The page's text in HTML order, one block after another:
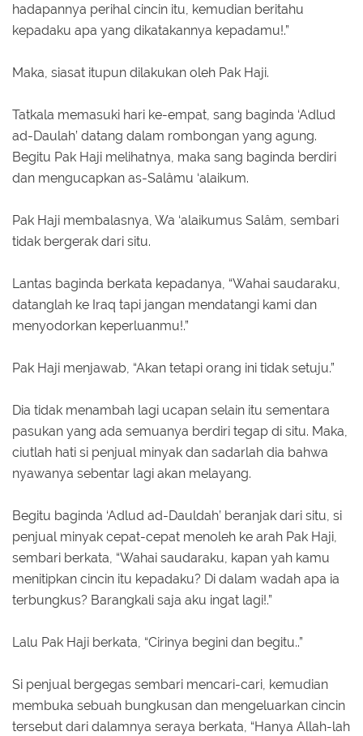
hadapannya perihal cincin itu, kemudian beritahu
kepadaku apa yang dikatakannya kepadamu!.”
Maka, siasat itupun dilakukan oleh Pak Haji.
Tatkala memasuki hari ke-empat, sang baginda ‘Adlud
ad-Daulah’ datang dalam rombongan yang agung.
Begitu Pak Haji melihatnya, maka sang baginda berdiri
dan mengucapkan as-Salâmu ‘alaikum.
Pak Haji membalasnya, Wa ‘alaikumus Salâm, sembari
tidak bergerak dari situ.
Lantas baginda berkata kepadanya, “Wahai saudaraku,
datanglah ke Iraq tapi jangan mendatangi kami dan
menyodorkan keperluanmu!.”
Pak Haji menjawab, “Akan tetapi orang ini tidak setuju.”
Dia tidak menambah lagi ucapan selain itu sementara
pasukan yang ada semuanya berdiri tegap di situ. Maka,
ciutlah hati si penjual minyak dan sadarlah dia bahwa
nyawanya sebentar lagi akan melayang.
Begitu baginda ‘Adlud ad-Dauldah’ beranjak dari situ, si
penjual minyak cepat-cepat menoleh ke arah Pak Haji,
sembari berkata, “Wahai saudaraku, kapan yah kamu
menitipkan cincin itu kepadaku? Di dalam wadah apa ia
terbungkus? Barangkali saja aku ingat lagi!.”
Lalu Pak Haji berkata, “Cirinya begini dan begitu..”
Si penjual bergegas sembari mencari-cari, kemudian
membuka sebuah bungkusan dan mengeluarkan cincin
tersebut dari dalamnya seraya berkata, “Hanya Allah-lah